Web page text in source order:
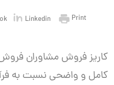
Linkedin Print
کاریز فروش مشاوران
کامل و واضحی نسبت به